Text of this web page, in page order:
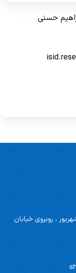
حسنی
غربی ، ارومیه ، بلوار 17 شهریور ، روبروی خیابان